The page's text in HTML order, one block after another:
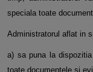
speciala toate
Administratorul aflat in
a) sa puna la
toate documentele si